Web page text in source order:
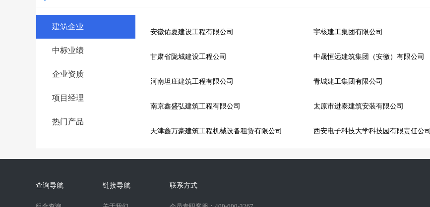
建筑企业
中标业绩
企业资质
项目经理
热门产品
安徽佑夏建设工程有限公司 宇核建工集团有限公司
甘肃省陇城建设工程公司 中晟恒远建筑集团（安徽）有限公司
河南坦庄建筑工程有限公司 青城建工集团有限公司
南京鑫盛弘建筑工程有限公司 太原市进泰建筑安装有限公司
天津鑫万豪建筑工程机械设备租赁有限公司 西安电子科技大学科技园有限责任公司
查询导航 链接导航 联系方式